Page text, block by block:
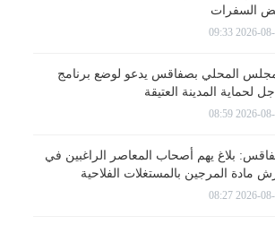
السفرات
2026-08-06
المحلي بصفاقس يدعو لوضع برنامج
لحماية المدينة العتيقة
2026-08-06
بلاغ يهم أصحاب المعاصر الراغبين في
مادة المرجين بالمستغلات الفلاحية
2026-08-06